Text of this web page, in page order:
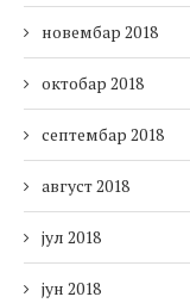
новембар 2018
октобар 2018
септембар 2018
август 2018
јул 2018
јун 2018